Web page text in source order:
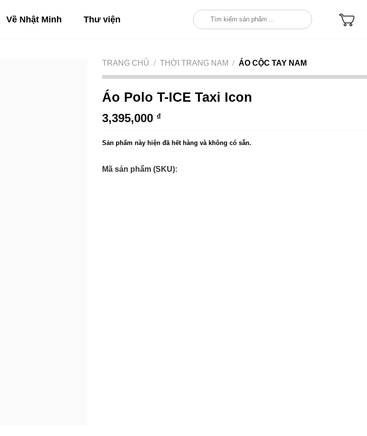
Về Nhật Minh Thư viện
Tìm
kiếm:
TRANG CHỦ / THỜI TRANG NAM / ÁO CỘC TAY NAM
Áo Polo T-ICE Taxi Icon
3,395,000 ₫
Sản phẩm này hiện đã hết hàng và không có sẵn.
Mã sản phẩm (SKU):